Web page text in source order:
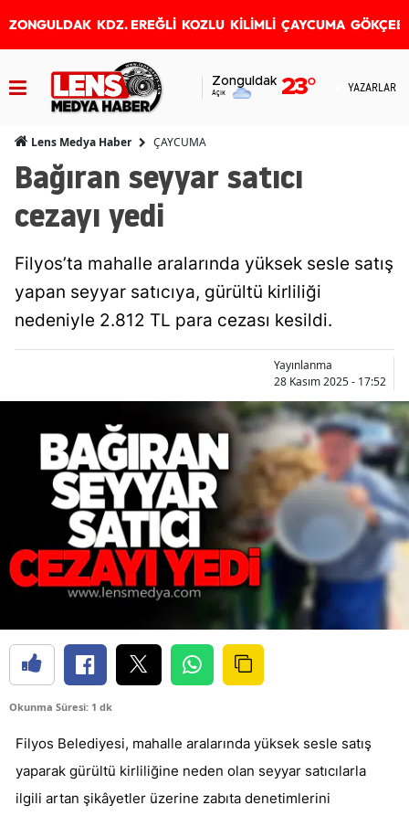
ZONGULDAK KDZ. EREĞLİ KOZLU KİLİMLİ ÇAYCUMA
Zonguldak
Açık 23° YAZARLAR
Lens Medya Haber ÇAYCUMA
Bağıran seyyar satıcı
cezayı yedi
Filyos’ta mahalle aralarında yüksek sesle satış
yapan seyyar satıcıya, gürültü kirliliği
nedeniyle 2.812 TL para cezası kesildi.
Yayınlanma
28 Kasım 2025 - 17:52
Okunma Süresi: 1 dk
Filyos Belediyesi, mahalle aralarında yüksek sesle satış
yaparak gürültü kirliliğine neden olan seyyar satıcılarla
ilgili artan şikâyetler üzerine zabıta denetimlerini